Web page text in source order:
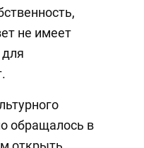
не имеет
обращалось в